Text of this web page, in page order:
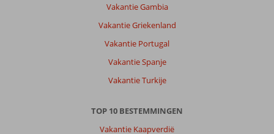
Vakantie Gambia
Vakantie Griekenland
Vakantie Portugal
Vakantie Spanje
Vakantie Turkije
TOP 10 BESTEMMINGEN
Vakantie Kaapverdië